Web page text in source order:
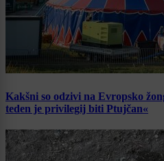
Kakšni so odzivi na Evropsko
teden je privilegij biti Ptujčan«